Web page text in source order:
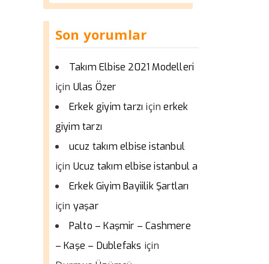
Son yorumlar
Takım Elbise 2021 Modelleri
için Ulas Özer
Erkek giyim tarzı içinerkek
giyim tarzı
ucuz takım elbise istanbul
için Ucuz takım elbise istanbul a
Erkek Giyim Bayiilik Şartları
için yaşar
Palto – Kaşmir – Cashmere
– Kaşe – Dublefaks için